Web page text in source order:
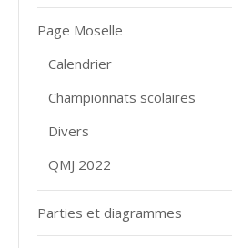
Page Moselle
Calendrier
Championnats scolaires
Divers
QMJ 2022
Parties et diagrammes